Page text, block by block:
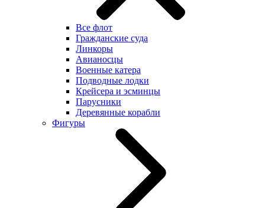
Все флот
Гражданские суда
Линкоры
Авианосцы
Военные катера
Подводные лодки
Крейсера и эсминцы
Парусники
Деревянные корабли
Фигуры